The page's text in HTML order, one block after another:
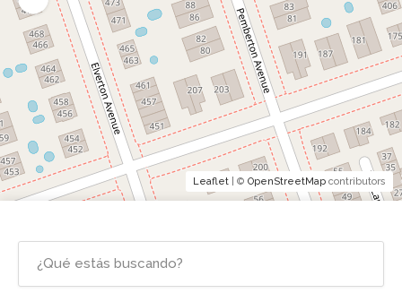
Leaflet | © OpenStreetMap contributors